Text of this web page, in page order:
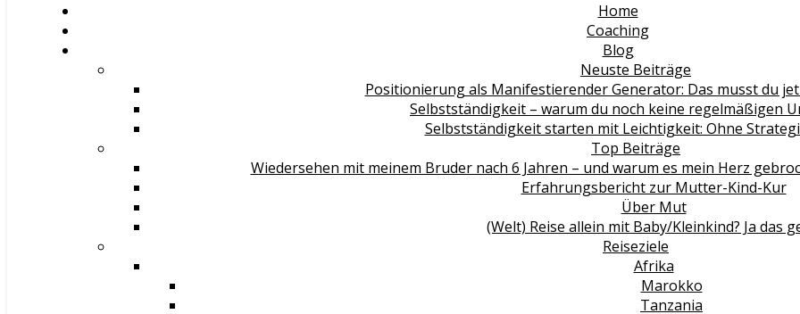
Home
Coaching
Blog
Neuste Beiträge
Positionierung als Manifestierender Generator: Das musst du
Selbstständigkeit – warum du noch keine regelmäßigen
Selbstständigkeit starten mit Leichtigkeit: Ohne
Top Beiträge
Wiedersehen mit meinem Bruder nach 6 Jahren – und warum es mein Herz
Erfahrungsbericht zur Mutter-Kind-Kur
Über Mut
(Welt) Reise allein mit Baby/Kleinkind? Ja das
Reiseziele
Afrika
Marokko
Tanzania